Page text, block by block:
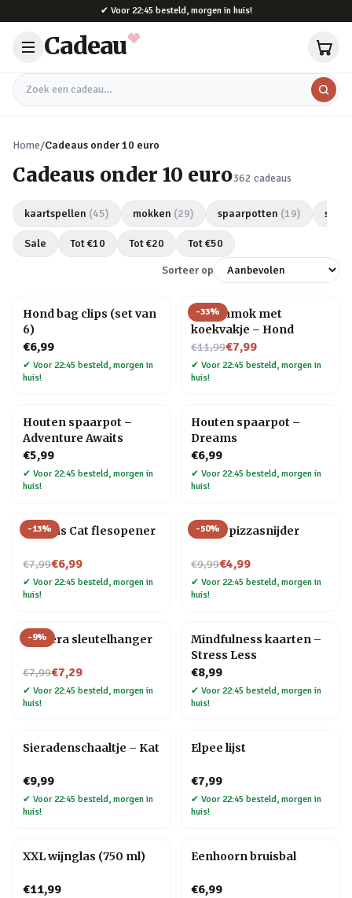
✔ Voor 22:45 besteld, morgen in huis!
Cadeau
Zoek een cadeau
Home/Cadeaus onder 10 euro
Cadeaus onder 10 euro362 cadeaus
kaartspellen (45) mokken (29) spaarpotten (19)
Sale Tot €10 Tot €20 Tot €50
Sorteer op
Hond bag clips (set van
6)
€6,99
✔ Voor 22:45 besteld, morgen in
huis!
-33%
Dierenmok met
koekvakje – Hond
€11,99
Nu voor€7,99
✔ Voor 22:45 besteld, morgen in
huis!
Houten spaarpot –
Adventure Awaits
€5,99
✔ Voor 22:45 besteld, morgen in
huis!
Houten spaarpot –
Dreams
€6,99
✔ Voor 22:45 besteld, morgen in
huis!
-13%
Curious Cat flesopener
€7,99
Nu voor€6,99
✔ Voor 22:45 besteld, morgen in
huis!
-50%
Motor pizzasnijder
€9,99
Nu voor€4,99
✔ Voor 22:45 besteld, morgen in
huis!
-9%
Camera sleutelhanger
€7,99
Nu voor€7,29
✔ Voor 22:45 besteld, morgen in
huis!
Mindfulness kaarten –
Stress Less
€8,99
✔ Voor 22:45 besteld, morgen in
huis!
Sieradenschaaltje – Kat
€9,99
✔ Voor 22:45 besteld, morgen in
huis!
Elpee lijst
€7,99
✔ Voor 22:45 besteld, morgen in
huis!
XXL wijnglas (750 ml)
€11,99
Eenhoorn bruisbal
€6,99